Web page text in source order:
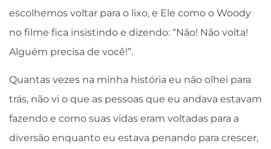
escolhemos voltar para o lixo, e Ele como o Woody
no filme fica insistindo e dizendo: “Não! Não volta!
Alguém precisa de você!”.
Quantas vezes na minha história eu não olhei para
trás, não vi o que as pessoas que eu andava estavam
fazendo e como suas vidas eram voltadas para a
diversão enquanto eu estava penando para crescer,